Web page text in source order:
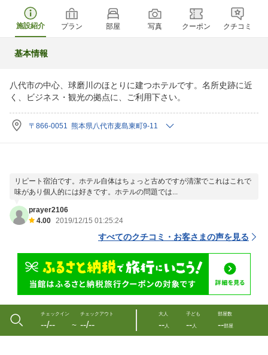
施設紹介 プラン 部屋 写真 クーポン クチコミ
基本情報
八代市の中心、球磨川のほとりに建つホテルです。名所史跡に近
く、ビジネス・観光の拠点に、ご利用下さい。
〒866-0051 熊本県八代市麦島東町9-11
リピート宿泊です。ホテル自体はちょっと古めですが清潔でこれはこれで
味があり個人的には好きです。ホテルの問題では...
prayer2106
4.00 2019/12/15 01:25:24
すべてのクチコミ・お客さまの声を見る
チェックイン
--/-- 〜
チェックアウト
--/--
大人
--人
子ども
--人
部屋数
--部屋